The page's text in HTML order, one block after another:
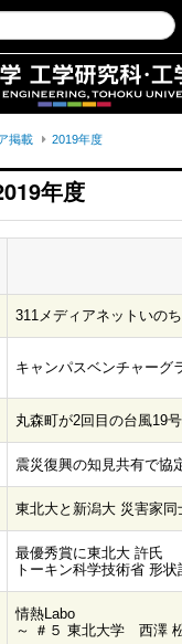
掲載 2019年度
年度
311メディアネットいの
キャンパスベンチャーグ
丸森町が2回目の台風19
震災復興の知見共有で協
東北大と新潟大 災害家同
最優秀賞に東北大 許氏
トーキン科学技術省 形
情熱Labo
～ ＃５ 東北大学 西澤